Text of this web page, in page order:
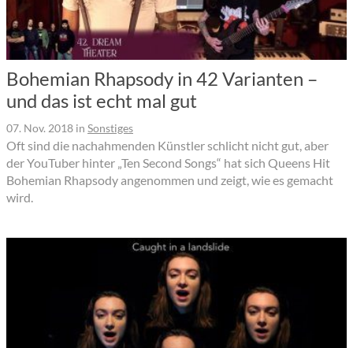
Bohemian Rhapsody in 42 Varianten –
und das ist echt mal gut
07. Nov. 2018 in Sonstiges
Oft sind die nachahmenden Künstler schlicht nicht gut, aber
der YouTuber hinter „Ten Second Songs“ hat sich Queens Hit
Bohemian Rhapsody angenommen und zeigt, wie es gemacht
wird.